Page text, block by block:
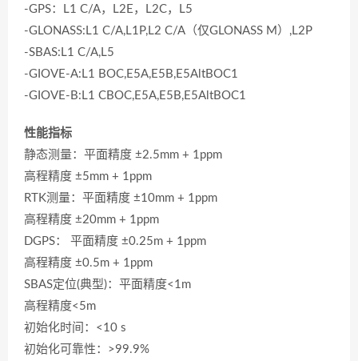
-GPS：L1 C/A，L2E，L2C，L5
-GLONASS:L1 C/A,L1P,L2 C/A（仅GLONASS M）,L2P
-SBAS:L1 C/A,L5
-GIOVE-A:L1 BOC,E5A,E5B,E5AltBOC1
-GIOVE-B:L1 CBOC,E5A,E5B,E5AltBOC1
性能指标
静态测量：平面精度 ±2.5mm + 1ppm
高程精度 ±5mm + 1ppm
RTK测量：平面精度 ±10mm + 1ppm
高程精度 ±20mm + 1ppm
DGPS： 平面精度 ±0.25m + 1ppm
高程精度 ±0.5m + 1ppm
SBAS定位(典型)：平面精度<1m
高程精度<5m
初始化时间：<10 s
初始化可靠性：>99.9%